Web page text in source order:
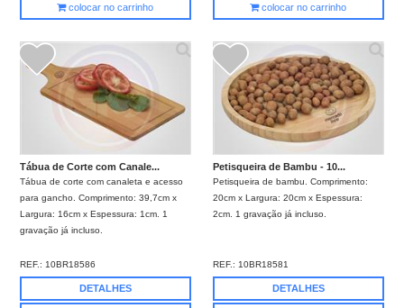
colocar no carrinho colocar no carrinho
Tábua de Corte com Canale...
Tábua de corte com canaleta e acesso
para gancho. Comprimento: 39,7cm x
Largura: 16cm x Espessura: 1cm. 1
gravação já incluso.
REF.:10BR18586
DETALHES
Petisqueira de Bambu - 10...
Petisqueira de bambu. Comprimento:
20cm x Largura: 20cm x Espessura:
2cm. 1 gravação já incluso.
REF.:10BR18581
DETALHES